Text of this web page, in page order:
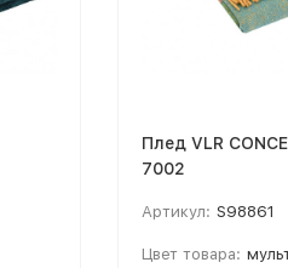
Плед VLR
7002
Артикул: S98861
Цвет товара: